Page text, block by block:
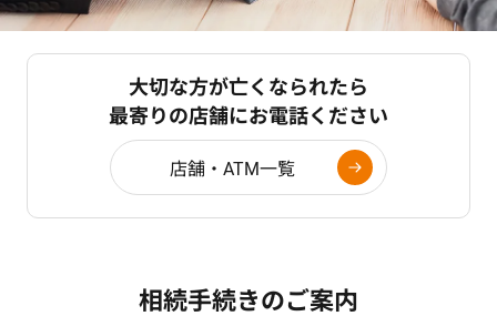
大切な方が亡くなられたら
最寄りの店舗にお電話ください
店舗・ATM一覧
相続手続きのご案内